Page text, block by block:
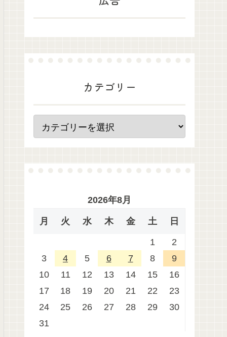
カテゴリー
2026年8月
月 火 水 木 金 土 日
1
2
3
4 5 6 7 8
9
10
11 12 13 14 15
16
17
18 19 20 21 22
23
24
25 26 27 28 29
30
31